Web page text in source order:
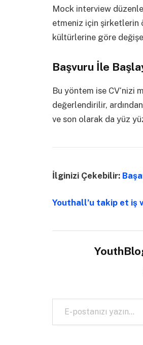
Mock interview
etmeniz için
kültürlerine göre
Başvuru İle
Bu yöntem ise CV‘nizi
değerlendirilir,
ve son olarak da yüz
İlginizi Çekebilir:
Youthall’u takip et iş
E-postanızı yazın…